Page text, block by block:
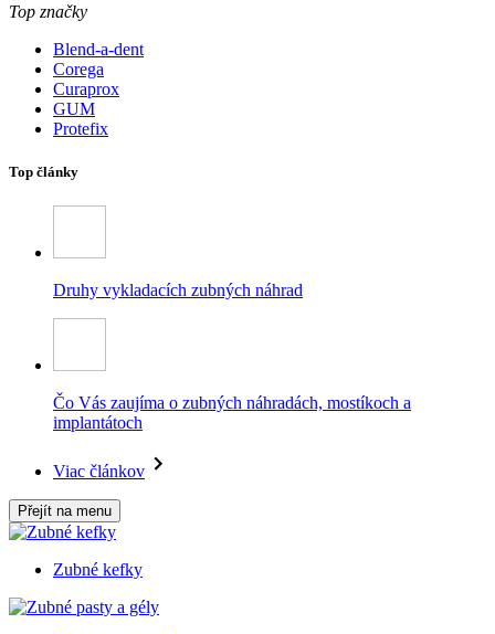
Top značky
Blend-a-dent
Corega
Curaprox
GUM
Protefix
Top články
Druhy vykladacích zubných náhrad
Čo Vás zaujíma o zubných náhradách, mostíkoch a
implantátoch
Viac článkov
Přejít na menu
Zubné kefky